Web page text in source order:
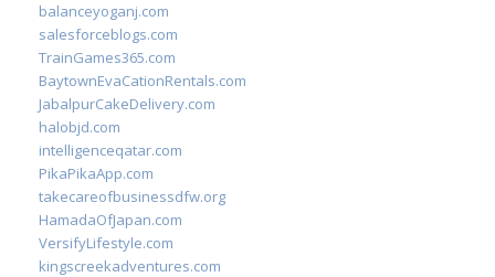
balanceyoganj.com
salesforceblogs.com
TrainGames365.com
BaytownEvaCationRentals.com
JabalpurCakeDelivery.com
halobjd.com
intelligenceqatar.com
PikaPikaApp.com
takecareofbusinessdfw.org
HamadaOfJapan.com
VersifyLifestyle.com
kingscreekadventures.com